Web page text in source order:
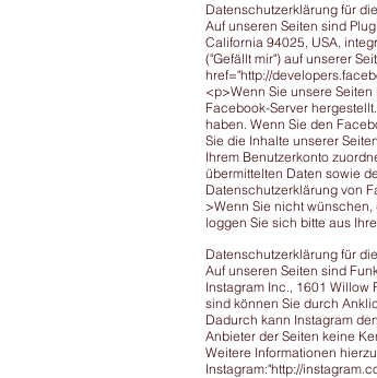
Datenschutzerklärung für
Auf unseren Seiten sind
California 94025, USA,
("Gefällt mir") auf unserer
href="http://
<p>Wenn Sie unsere
Facebook-Server
haben. Wenn Sie den
Sie die Inhalte unserer
Ihrem Benutzerkonto
übermittelten Daten sowie
Datenschutzerklärung von
>Wenn Sie nicht
loggen Sie sich bitte aus
Datenschutzerklärung für
Auf unseren Seiten sind
Instagram Inc., 1601 Willow
sind können Sie durch
Dadurch kann Instagram
Anbieter der Seiten keine
Weitere Informationen
Instagram:"http://